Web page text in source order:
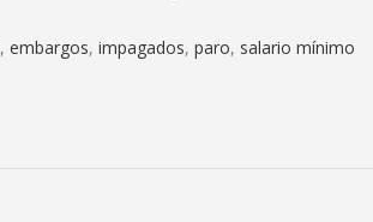
, embargos, impagados, paro, salario mínimo